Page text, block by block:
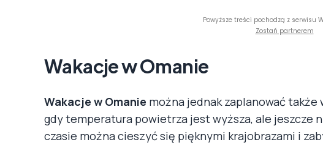
Powyższe treści pochodzą z serwisu
Zostań partnerem
Wakacje w Omanie
Wakacje w Omanie można jednak zaplanować także
gdy temperatura powietrza jest wyższa, ale jeszcze
czasie można cieszyć się pięknymi krajobrazami i